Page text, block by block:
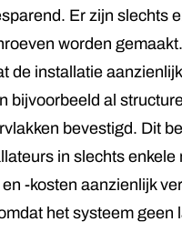
Er zijn slechts
worden
de installatie
al
bevestigd. Dit
in slechts
-kosten aanzienlijk
het systeem geen